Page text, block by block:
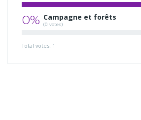
0% Campagne et forêts
(0 votes)
Total votes: 1